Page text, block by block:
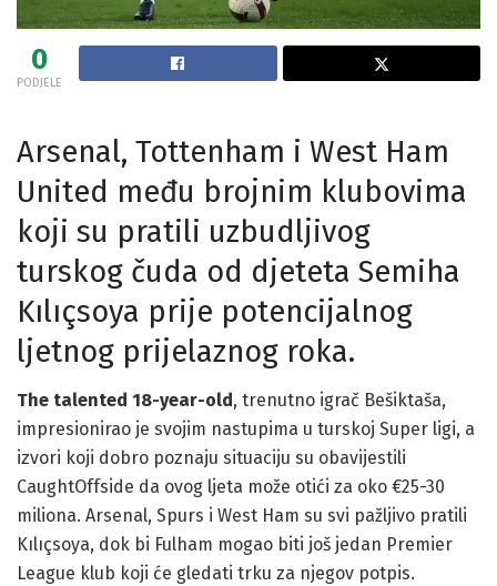
0
PODJELE
Arsenal, Tottenham i West Ham
United među brojnim klubovima
koji su pratili uzbudljivog
turskog čuda od djeteta Semiha
Kılıçsoya prije potencijalnog
ljetnog prijelaznog roka.
The talented 18-year-old , trenutno igrač Bešiktaša,
impresionirao je svojim nastupima u turskoj Super ligi, a
izvori koji dobro poznaju situaciju su obavijestili
CaughtOffside da ovog ljeta može otići za oko €25-30
miliona. Arsenal, Spurs i West Ham su svi pažljivo pratili
Kılıçsoya, dok bi Fulham mogao biti još jedan Premier
League klub koji će gledati trku za njegov potpis.